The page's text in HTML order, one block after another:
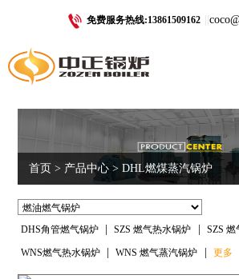
免费服务热线:13861509162
首页 > 产品中心 > DHL燃煤蒸汽锅炉
DHS角管燃气锅炉 SZS 燃气热水锅炉 SZS
WNS燃气热水锅炉 WNS 燃气蒸汽锅炉 更多